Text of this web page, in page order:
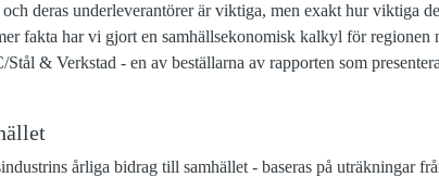
deras underleverantörer är viktiga, men exakt hur viktiga
fakta har vi gjort en samhällsekonomisk kalkyl för regionen
& Verkstad - en av beställarna av rapporten som
årliga bidrag till samhället - baseras på uträkningar